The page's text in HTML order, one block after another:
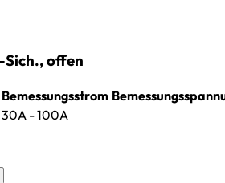
offen
Bemessungsstrom
30A - 100A